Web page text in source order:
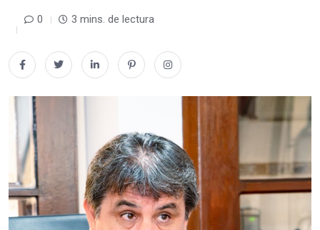
0 3 mins. de lectura